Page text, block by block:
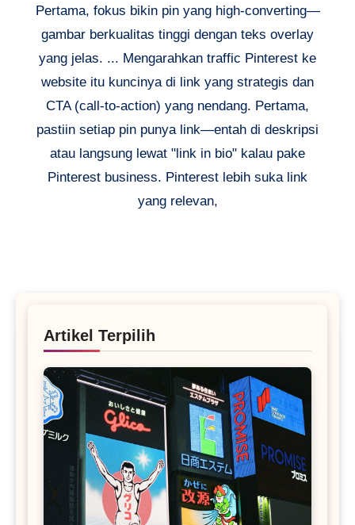
Pertama, fokus bikin pin yang high-converting—
gambar berkualitas tinggi dengan teks overlay
yang jelas. ... Mengarahkan traffic Pinterest ke
website itu kuncinya di link yang strategis dan
CTA (call-to-action) yang nendang. Pertama,
pastiin setiap pin punya link—entah di deskripsi
atau langsung lewat "link in bio" kalau pake
Pinterest business. Pinterest lebih suka link
yang relevan,
Artikel Terpilih